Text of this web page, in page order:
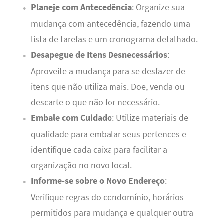
Planeje com Antecedência: Organize sua
mudança com antecedência, fazendo uma
lista de tarefas e um cronograma detalhado.
Desapegue de Itens Desnecessários:
Aproveite a mudança para se desfazer de
itens que não utiliza mais. Doe, venda ou
descarte o que não for necessário.
Embale com Cuidado: Utilize materiais de
qualidade para embalar seus pertences e
identifique cada caixa para facilitar a
organização no novo local.
Informe-se sobre o Novo Endereço:
Verifique regras do condomínio, horários
permitidos para mudança e qualquer outra